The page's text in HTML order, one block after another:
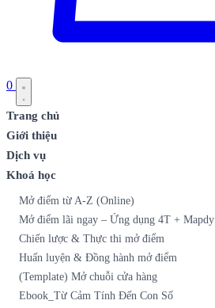
0
Trang chủ
Giới thiệu
Dịch vụ
Khoá học
Mở điểm từ A-Z (Online)
Mở điểm lãi ngay – Ứng dụng 4T + Mapdy
Chiến lược & Thực thi mở điểm
Huấn luyện & Đồng hành mở điểm
(Template) Mở chuỗi cửa hàng
Ebook_Từ Cảm Tính Đến Con Số